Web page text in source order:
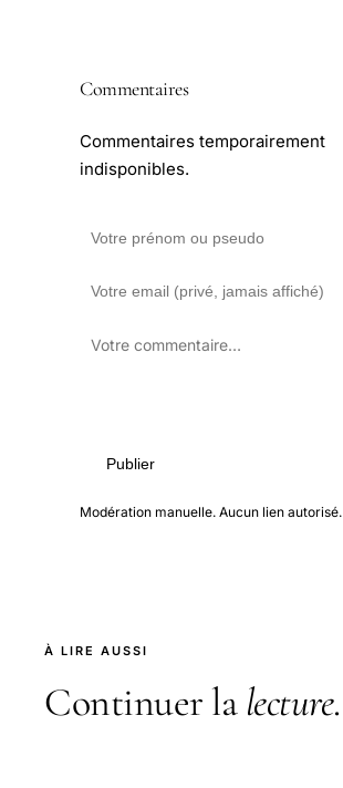
Commentaires
Commentaires temporairement
indisponibles.
Publier
Modération manuelle. Aucun lien autorisé.
À LIRE AUSSI
Continuer la lecture.